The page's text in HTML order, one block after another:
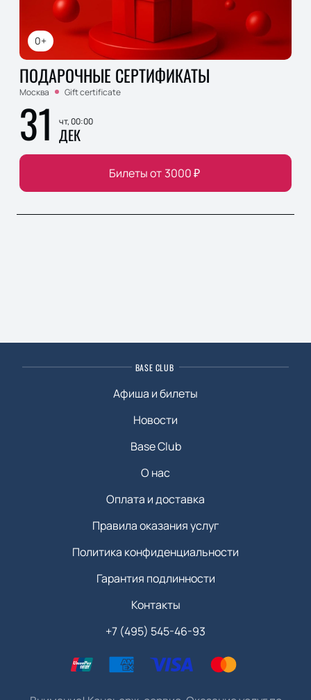
0+
ПОДАРОЧНЫЕ СЕРТИФИКАТЫ
Москва Gift certificate
31 чт, 00:00
ДЕК
Билеты от 3000₽
BASE CLUB
Афиша и билеты
Новости
Base Club
О нас
Оплата и доставка
Правила оказания услуг
Политика конфиденциальности
Гарантия подлинности
Контакты
+7 (495) 545-46-93